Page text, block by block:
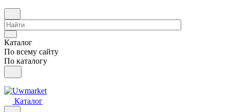
Каталог
По всему сайту
По каталогу
Каталог